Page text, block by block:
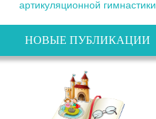
артикуляционной гимнастики
НОВЫЕ ПУБЛИКАЦИИ